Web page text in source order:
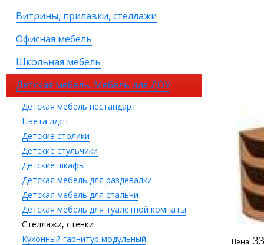
Витрины, прилавки, стеллажи
Офисная мебель
Школьная мебель
Детская мебель. Мебель для ДОУ
Детская мебель нестандарт
Цвета лдсп
Детские столики
Детские стульчики
Детские шкафы
Детская мебель для раздевалки
Детская мебель для спальни
Детская мебель для туалетной комнаты
Стеллажи, стенки
Кухонный гарнитур модульный
Цена: